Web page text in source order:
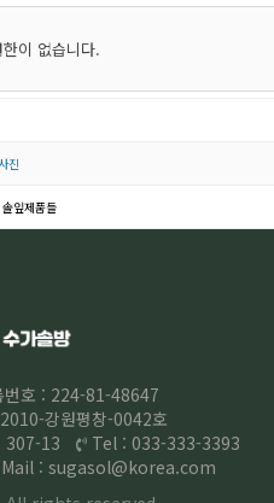
이 없습니다.
진
잎제품들
번호 : 224-81-48647
강원평창-0042호
307-13
Tel : 033-333-3393
Mail : sugasol@korea.com